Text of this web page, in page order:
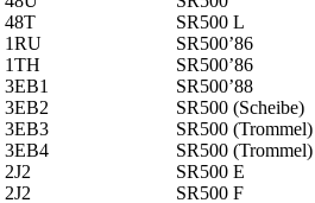
48T SR500 L
1RU SR500’86
1TH SR500’86
3EB1 SR500’88
3EB2 SR500 (Scheibe)
3EB3 SR500 (Trommel)
3EB4 SR500 (Trommel)
2J2 SR500 E
2J2 SR500 F